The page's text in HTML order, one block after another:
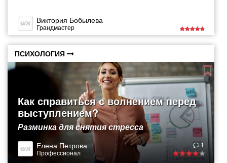
Виктория Бобылева
Грандмастер
ПСИХОЛОГИЯ
Как справиться с волнением перед
выступлением?
Разминка для снятия стресса
Елена Петрова
Профессионал
1